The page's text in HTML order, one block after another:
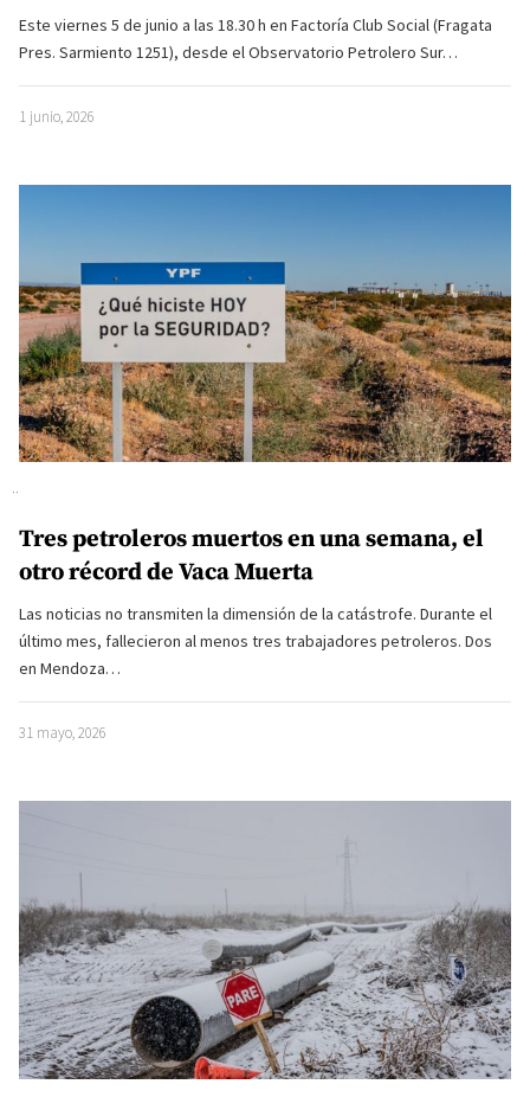
Este viernes 5 de junio a las 18.30 h en Factoría Club Social (Fragata
Pres. Sarmiento 1251), desde el Observatorio Petrolero Sur…
1 junio, 2026
Tres petroleros muertos en una semana, el
otro récord de Vaca Muerta
Las noticias no transmiten la dimensión de la catástrofe. Durante el
último mes, fallecieron al menos tres trabajadores petroleros. Dos
en Mendoza…
31 mayo, 2026